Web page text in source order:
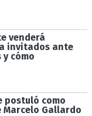
venderá
invitados ante
y cómo
postuló como
Marcelo Gallardo